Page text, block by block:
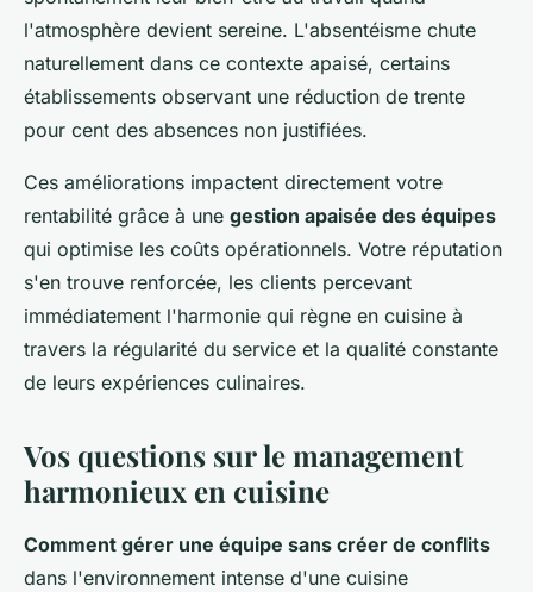
l'atmosphère devient sereine. L'absentéisme chute
naturellement dans ce contexte apaisé, certains
établissements observant une réduction de trente
pour cent des absences non justifiées.
Ces améliorations impactent directement votre
rentabilité grâce à une gestion apaisée des équipes
qui optimise les coûts opérationnels. Votre réputation
s'en trouve renforcée, les clients percevant
immédiatement l'harmonie qui règne en cuisine à
travers la régularité du service et la qualité constante
de leurs expériences culinaires.
Vos questions sur le management
harmonieux en cuisine
Comment gérer une équipe sans créer de conflits
dans l'environnement intense d'une cuisine